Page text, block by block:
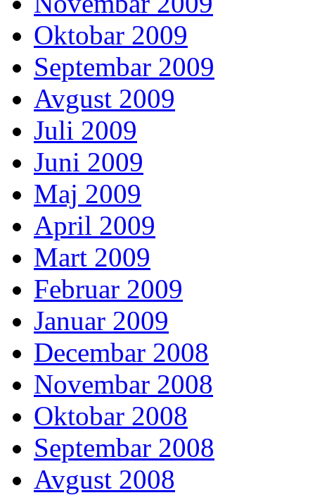
Oktobar 2009
Septembar 2009
Avgust 2009
Juli 2009
Juni 2009
Maj 2009
April 2009
Mart 2009
Februar 2009
Januar 2009
Decembar 2008
Novembar 2008
Oktobar 2008
Septembar 2008
Avgust 2008